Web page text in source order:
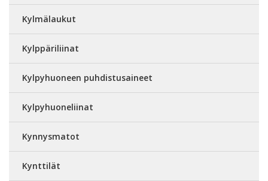
Kylmälaukut
Kylppäriliinat
Kylpyhuoneen puhdistusaineet
Kylpyhuoneliinat
Kynnysmatot
Kynttilät